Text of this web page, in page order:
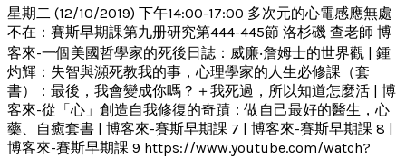
星期二 (12/10/2019) 下午14:00-17:00 多次元的心電感應無處
不在：賽斯早期課第九册研究第444-445節 洛杉磯 查老師 博
客來-一個美國哲學家的死後日誌：威廉‧詹姆士的世界觀 | 鍾
灼輝：失智與瀕死教我的事，心理學家的人生必修課（套
書）：最後，我會變成你嗎？＋我死過，所以知道怎麼活 | 博
客來-從「心」創造自我修復的奇蹟：做自己最好的醫生，心
藥、自癒套書 | 博客來-賽斯早期課 7 | 博客來-賽斯早期課 8 |
博客來-賽斯早期課 9 https://www.youtube.com/watch?